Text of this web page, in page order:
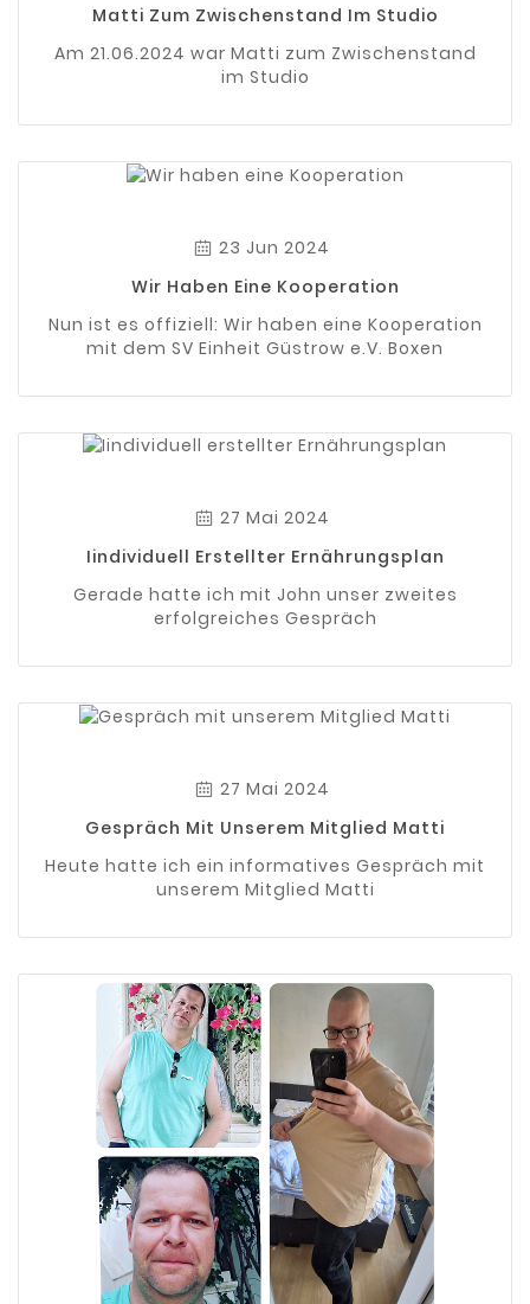
Matti Zum Zwischenstand Im Studio
Am 21.06.2024 war Matti zum Zwischenstand
im Studio
23 Jun 2024
Wir Haben Eine Kooperation
Nun ist es offiziell: Wir haben eine Kooperation
mit dem SV Einheit Güstrow e.V. Boxen
27 Mai 2024
Iindividuell Erstellter Ernährungsplan
Gerade hatte ich mit John unser zweites
erfolgreiches Gespräch
27 Mai 2024
Gespräch Mit Unserem Mitglied Matti
Heute hatte ich ein informatives Gespräch mit
unserem Mitglied Matti